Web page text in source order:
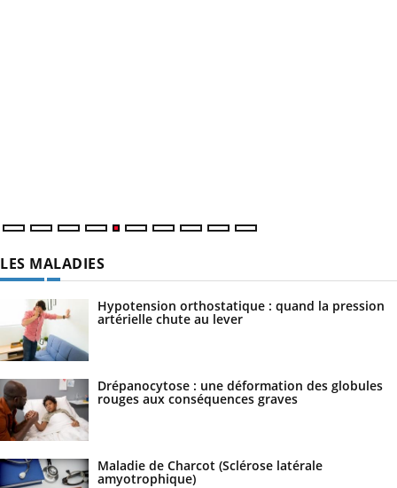
LES MALADIES
Hypotension orthostatique : quand la pression
artérielle chute au lever
Drépanocytose : une déformation des globules
rouges aux conséquences graves
Maladie de Charcot (Sclérose latérale
amyotrophique)